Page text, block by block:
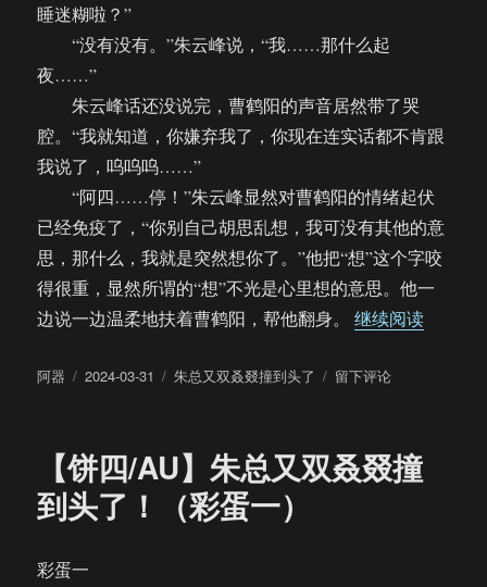
睡迷糊啦？”
“没有没有。”朱云峰说，“我……那什么起
夜……”
朱云峰话还没说完，曹鹤阳的声音居然带了哭
腔。“我就知道，你嫌弃我了，你现在连实话都不肯跟
我说了，呜呜呜……”
“阿四……停！”朱云峰显然对曹鹤阳的情绪起伏
已经免疫了，“你别自己胡思乱想，我可没有其他的意
思，那什么，我就是突然想你了。”他把“想”这个字咬
得很重，显然所谓的“想”不光是心里想的意思。他一
边说一边温柔地扶着曹鹤阳，帮他翻身。继续阅读“【饼
作
阿器
发
2024-03-31
分
朱总又双叒叕撞到头了
于
总
又
留下评论
【饼四/AU】朱总又双叒叕撞
到头了！（彩蛋一）
彩蛋一